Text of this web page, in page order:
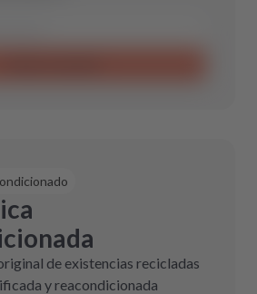
de existencias recicladas
y reacondicionada